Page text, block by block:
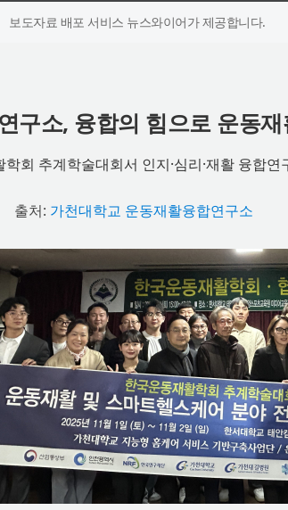
보도자료 배포 서비스 뉴스와이어가 제공합니다.
구소, 융합의 힘으로 운동
회 추계학술대회서 인지·심리·재활 융합연
출처: 가천대학교 운동재활융합연구소